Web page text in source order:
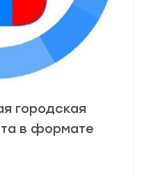
городская
в формате